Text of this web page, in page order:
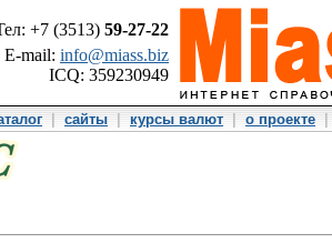
+7 (3513) 59-27-22
E-mail: info@miass.biz
ICQ: 359230949
| сайты курсы валют о проекте